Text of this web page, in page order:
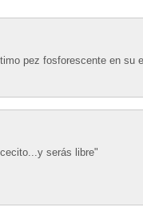
pez fosforescente en su
serás libre"